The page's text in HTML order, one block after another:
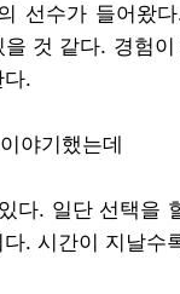
선수가 들어왔
것 같다. 경험
.
야기했는데
다. 일단 선택을
. 시간이 지날수